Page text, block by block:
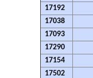
17192
17038
17093
17290
17154
17502